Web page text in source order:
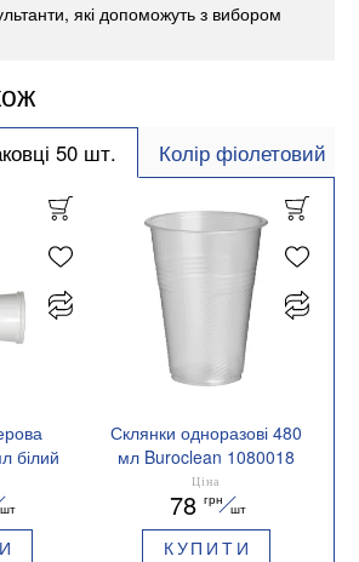
які допоможуть з вибором
50 шт. Колір фіолетовий
білий
шт
Склянки одноразові 480
мл Buroclean 1080018
Ціна
78 грн
шт
КУПИТИ